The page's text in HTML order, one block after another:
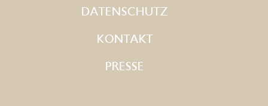
DATENSCHUTZ
KONTAKT
PRESSE